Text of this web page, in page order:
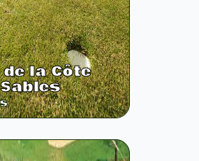
la Côte